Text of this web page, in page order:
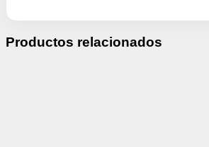
Productos relacionados